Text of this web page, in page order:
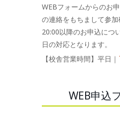
WEBフォームからのお
の連絡をもちまして参加
20:00以降のお申込につ
日の対応となります。
【校舎営業時間】平日｜
WEB申込